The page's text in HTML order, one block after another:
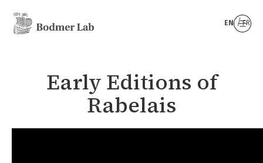
EN FR
Early Editions of
Rabelais